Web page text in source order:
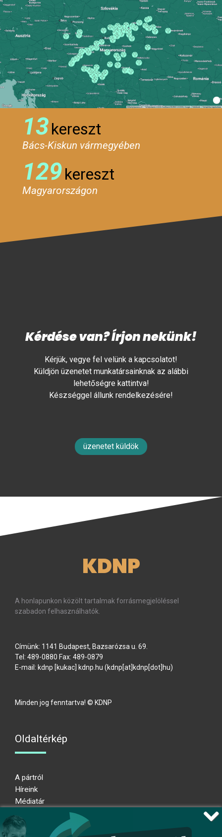
13kereszt
Bács-Kiskun vármegyében
129kereszt
Magyarországon
Kérdése van? Írjon nekünk!
Kérjük, vegye fel velünk a kapcsolatot!
Küldjön üzenetet munkatársainknak az alábbi
lehetőségre kattintva!
Készséggel állunk rendelkezésére!
üzenetet küldök
KDNP
A honlapunkon közölt tartalmak forrásmegjelöléssel
szabadon felhasználhatók.
Címünk: 1141 Budapest, Bazsarózsa u. 69.
Tel: 489-0880 Fax: 489-0879
E-mail: kdnp [kukac] kdnp.hu (kdnp[at]kdnp[dot]hu)
Minden jog fenntartva! © KDNP
Oldaltérkép
A pártról
Híreink
Médiatár
Adatkezelési nyilatkozat